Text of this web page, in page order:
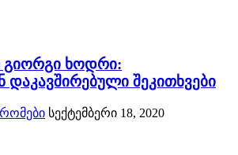
ხოდრი:
დაკავშირებული შეკითხვები
სექტემბერი 18, 2020